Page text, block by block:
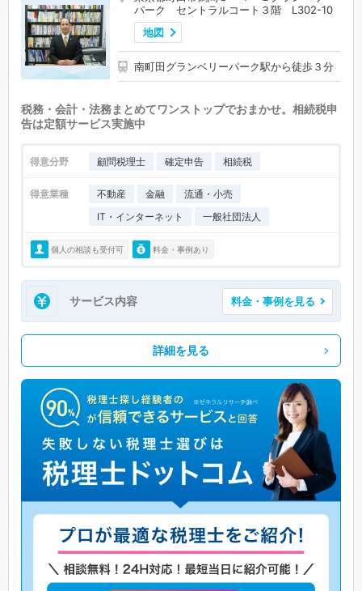
パーク セントラルコート３階 L302-10
地図
南町田グランベリーパーク駅から徒歩３分
税務・会計・法務まとめてワンストップでおまかせ。相続税申
告は定額サービス実施中
得意分野 顧問税理士 確定申告 相続税
得意業種 不動産 金融
流通・小売
IT・インターネット
一般社団法人
個人の相談も受付可 料金・事例あり
サービス内容 料金・事例を見る
詳細を見る